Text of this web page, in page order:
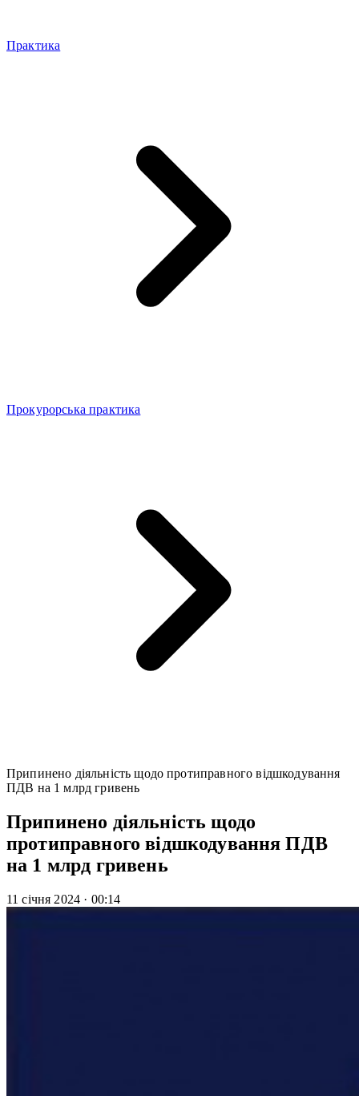
Практика
Прокурорська практика
Припинено діяльність щодо протиправного відшкодування
ПДВ на 1 млрд гривень
Припинено діяльність щодо
протиправного відшкодування ПДВ
на 1 млрд гривень
11 січня 2024 · 00:14